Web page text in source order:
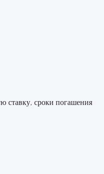
ставку, сроки погашения